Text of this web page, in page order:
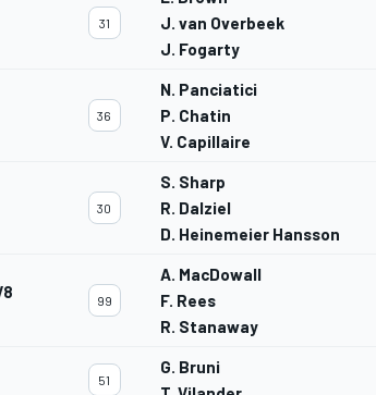
31
J. van Overbeek
J. Fogarty
36
N. Panciatici
P. Chatin
V. Capillaire
30
S. Sharp
R. Dalziel
D. Heinemeier Hansson
99
A. MacDowall
F. Rees
R. Stanaway
51
G. Bruni